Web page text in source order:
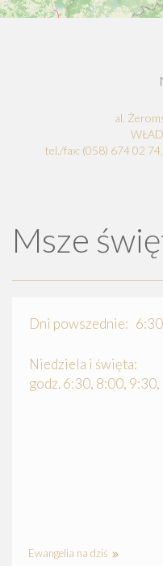
al.
tel./fax: (058) 674 02
Msze
Dni powszednie:
Niedziela i święta:
godz. 6:30, 8:00,
Ewangelia na dziś